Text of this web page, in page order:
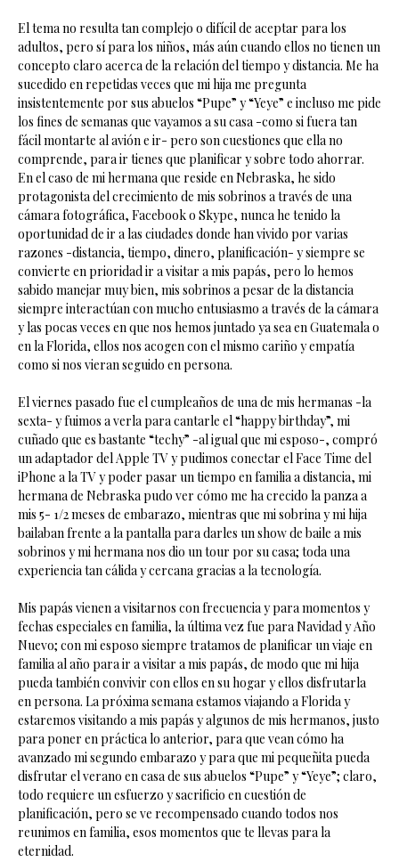
El tema no resulta tan complejo o difícil de aceptar para los
adultos, pero sí para los niños, más aún cuando ellos no tienen un
concepto claro acerca de la relación del tiempo y distancia. Me ha
sucedido en repetidas veces que mi hija me pregunta
insistentemente por sus abuelos “Pupe” y “Yeye” e incluso me pide
los fines de semanas que vayamos a su casa -como si fuera tan
fácil montarte al avión e ir- pero son cuestiones que ella no
comprende, para ir tienes que planificar y sobre todo ahorrar.
En el caso de mi hermana que reside en Nebraska, he sido
protagonista del crecimiento de mis sobrinos a través de una
cámara fotográfica, Facebook o Skype, nunca he tenido la
oportunidad de ir a las ciudades donde han vivido por varias
razones -distancia, tiempo, dinero, planificación- y siempre se
convierte en prioridad ir a visitar a mis papás, pero lo hemos
sabido manejar muy bien, mis sobrinos a pesar de la distancia
siempre interactúan con mucho entusiasmo a través de la cámara
y las pocas veces en que nos hemos juntado ya sea en Guatemala o
en la Florida, ellos nos acogen con el mismo cariño y empatía
como si nos vieran seguido en persona.
El viernes pasado fue el cumpleaños de una de mis hermanas -la
sexta- y fuimos a verla para cantarle el “happy birthday”, mi
cuñado que es bastante “techy” -al igual que mi esposo-, compró
un adaptador del Apple TV y pudimos conectar el Face Time del
iPhone a la TV y poder pasar un tiempo en familia a distancia, mi
hermana de Nebraska pudo ver cómo me ha crecido la panza a
mis 5- 1/2 meses de embarazo, mientras que mi sobrina y mi hija
bailaban frente a la pantalla para darles un show de baile a mis
sobrinos y mi hermana nos dio un tour por su casa; toda una
experiencia tan cálida y cercana gracias a la tecnología.
Mis papás vienen a visitarnos con frecuencia y para momentos y
fechas especiales en familia, la última vez fue para Navidad y Año
Nuevo; con mi esposo siempre tratamos de planificar un viaje en
familia al año para ir a visitar a mis papás, de modo que mi hija
pueda también convivir con ellos en su hogar y ellos disfrutarla
en persona. La próxima semana estamos viajando a Florida y
estaremos visitando a mis papás y algunos de mis hermanos, justo
para poner en práctica lo anterior, para que vean cómo ha
avanzado mi segundo embarazo y para que mi pequeñita pueda
disfrutar el verano en casa de sus abuelos “Pupe” y “Yeye”; claro,
todo requiere un esfuerzo y sacrificio en cuestión de
planificación, pero se ve recompensado cuando todos nos
reunimos en familia, esos momentos que te llevas para la
eternidad.